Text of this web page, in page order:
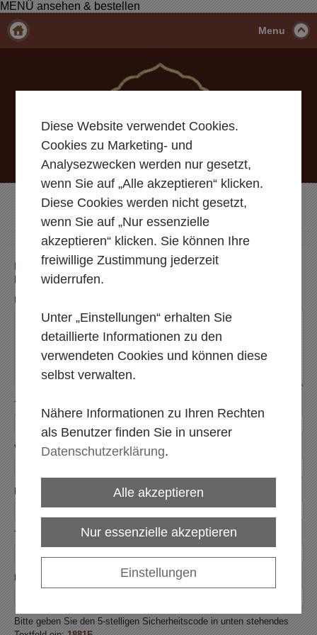
MENÜ ansehen & bestellen
Menu
KONTAKT- UND ANFRAGEFORMULAR
Bitte füllen Sie alle mit
Ihre Nachricht
Titel
Vorname*
Nachname
Telefon
E-Mail
Bitte geben Sie den 5-stelligen Sicherheitscode in unten stehendes
Diese Website verwendet Cookies.
Cookies zu Marketing- und
Analysezwecken werden nur gesetzt,
wenn Sie auf „Alle akzeptieren“ klicken.
Diese Cookies werden nicht gesetzt,
wenn Sie auf „Nur essenzielle
akzeptieren“ klicken. Sie können Ihre
freiwillige Zustimmung jederzeit
widerrufen.
Unter „Einstellungen“ erhalten Sie
detaillierte Informationen zu den
verwendeten Cookies und können diese
selbst verwalten.
Nähere Informationen zu Ihren Rechten
als Benutzer finden Sie in unserer
Datenschutzerklärung.
Alle akzeptieren
Nur essenzielle akzeptieren
Einstellungen